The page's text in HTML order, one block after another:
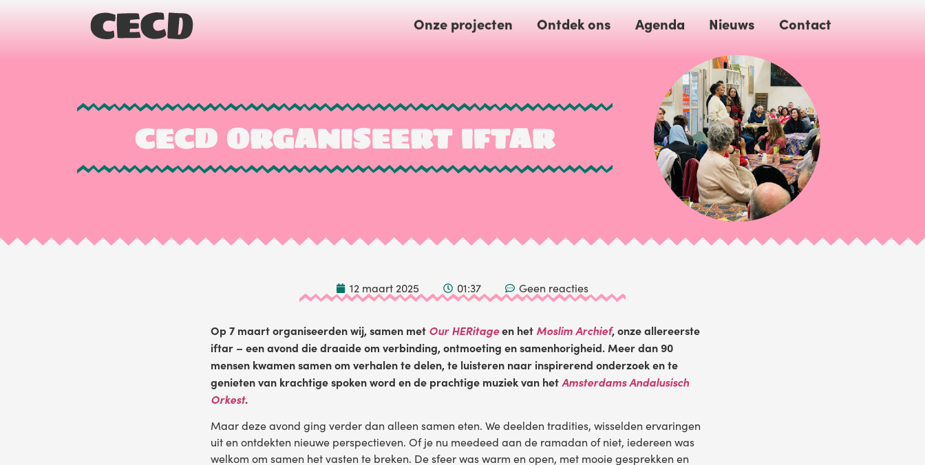
Onze projecten Ontdek ons Agenda Nieuws Contact
CECD ORGANISEERT IFTAR
12 maart 2025 01:37 Geen reacties
Op 7 maart organiseerden wij, samen met Our HERitageen het Moslim Archief, onze allereerste
iftar – een avond die draaide om verbinding, ontmoeting en samenhorigheid. Meer dan 90
mensen kwamen samen om verhalen te delen, te luisteren naar inspirerend onderzoek en te
genieten van krachtige spoken word en de prachtige muziek van hetAmsterdams Andalusisch
Orkest.
Maar deze avond ging verder dan alleen samen eten. We deelden tradities, wisselden ervaringen
uit en ontdekten nieuwe perspectieven. Of je nu meedeed aan de ramadan of niet, iedereen was
welkom om samen het vasten te breken. De sfeer was warm en open, met mooie gesprekken en